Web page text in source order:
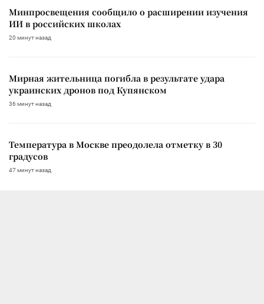
Минпросвещения сообщило о расширении изучения
ИИ в российских школах
20 минут назад
Мирная жительница погибла в результате удара
украинских дронов под Купянском
36 минут назад
Температура в Москве преодолела отметку в 30
градусов
47 минут назад